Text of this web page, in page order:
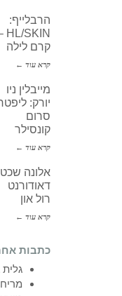
הרבלייף:
–
קרם לילה
קרא עוד ←
מייבלין ניו
יורק:
סרום
קונסילר
קרא עוד ←
אלונה
דאודורנט
רול און
קרא עוד ←
כתבות